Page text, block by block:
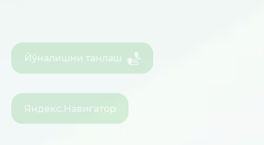
Йўналишни танлаш
Яндекс.Навигатор